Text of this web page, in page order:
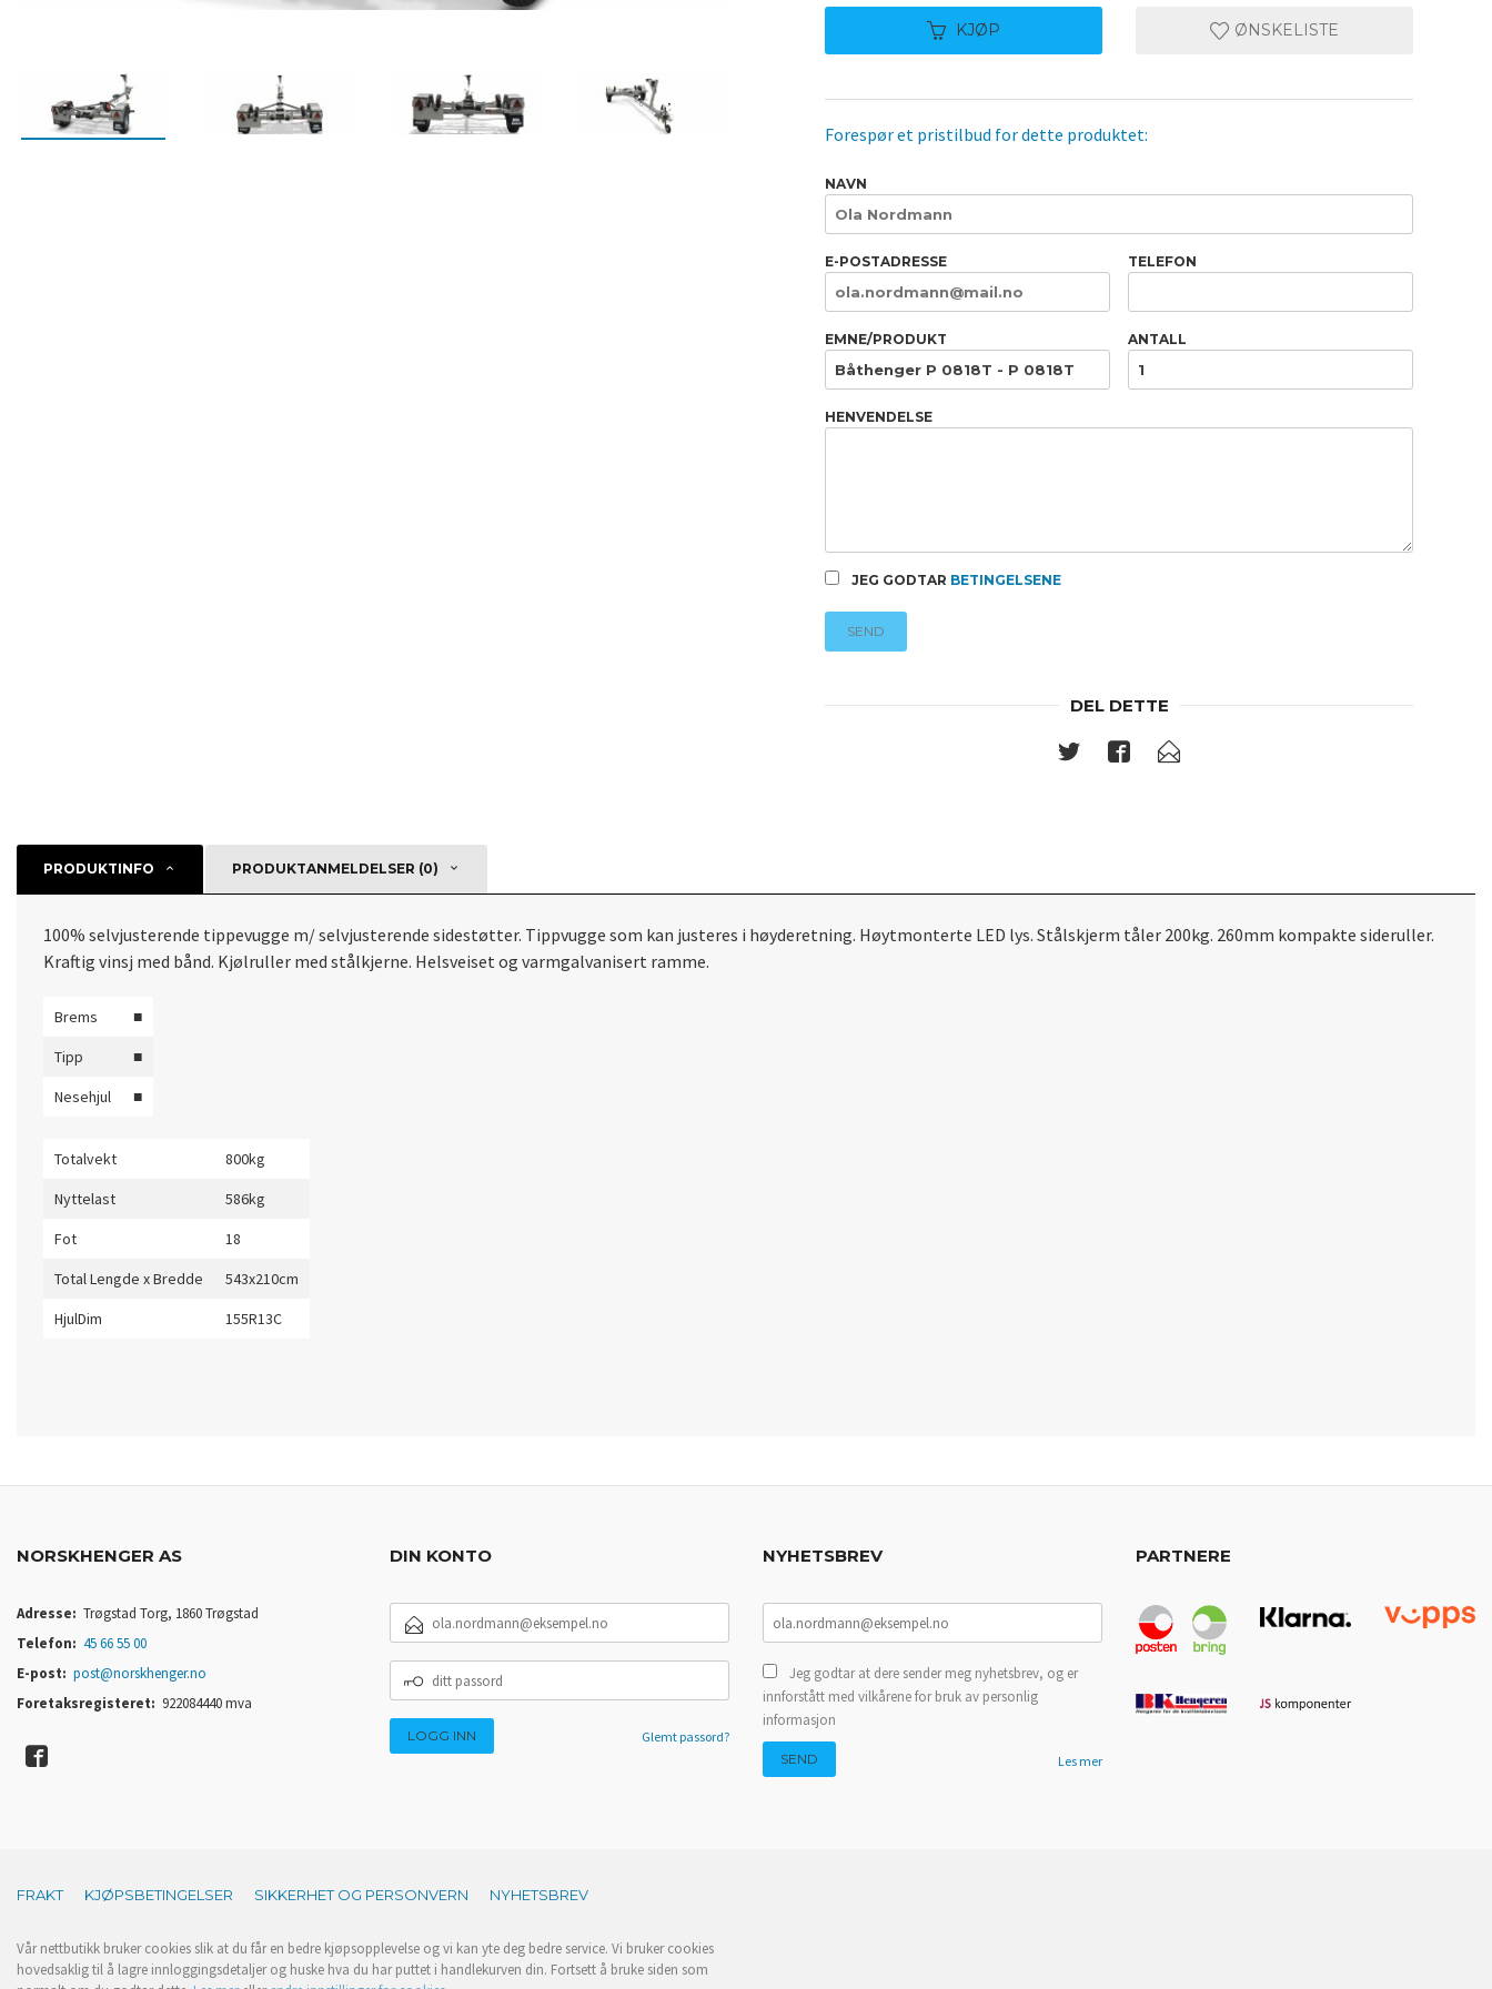
KJØP ØNSKELISTE
Forespør et pristilbud for dette produktet:
NAVN
E-POSTADRESSE TELEFON
EMNE/PRODUKT ANTALL
HENVENDELSE
JEG GODTAR BETINGELSENE
SEND
DEL DETTE
PRODUKTINFO PRODUKTANMELDELSER (0)
100% selvjusterende tippevugge m/ selvjusterende sidestøtter. Tippvugge som kan justeres i høyderetning. Høytmonterte LED lys. Stålskjerm tåler 200kg. 260mm kompakte sideruller.
Kraftig vinsj med bånd. Kjølruller med stålkjerne. Helsveiset og varmgalvanisert ramme.
Brems
■
Tipp
■
Nesehjul
■
Totalvekt
800kg
Nyttelast
586kg
Fot
18
Total Lengde x Bredde
543x210cm
HjulDim
155R13C
NORSKHENGER AS
Adresse: Trøgstad Torg, 1860 Trøgstad
Telefon: 45 66 55 00
E-post: post@norskhenger.no
Foretaksregisteret: 922084440 mva
DIN KONTO
POSTADRESSE
PASSORD
Glemt passord?
NYHETSBREV
Jeg godtar at dere sender meg nyhetsbrev, og er
innforstått med vilkårene for bruk av personlig
informasjon
Les mer
PARTNERE
FRAKT KJØPSBETINGELSER SIKKERHET OG PERSONVERN NYHETSBREV
Vår nettbutikk bruker cookies slik at du får en bedre kjøpsopplevelse og vi kan yte deg bedre service. Vi bruker cookies
hovedsaklig til å lagre innloggingsdetaljer og huske hva du har puttet i handlekurven din. Fortsett å bruke siden som